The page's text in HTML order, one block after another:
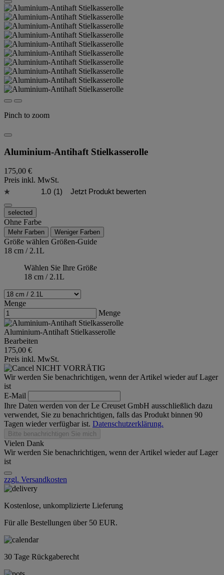
Pinch to zoom
Aluminium-Antihaft Stielkasserolle
175,00 €
Preis inkl. MwSt.
1.0 (1) Jetzt Produkt bewerten
selected
Ohne Farbe
Mehr Farben Weniger Farben
Größe wählen Größen-Guide
18 cm / 2.1L
Wählen Sie Ihre Größe
18 cm / 2.1L
Menge
Menge
Aluminium-Antihaft Stielkasserolle
Bearbeiten
175,00 €
Preis inkl. MwSt.
NICHT VORRÄTIG
Wir werden Sie benachrichtigen, wenn der Artikel wieder auf Lager
ist
E-Mail
Ihre Daten werden von der Le Creuset GmbH ausschließlich dazu
verwendet, Sie zu benachrichtigen, falls das Produkt binnen 90
Tagen wieder verfügbar ist. Datenschutzerklärung.
Bitte benachrichtigen Sie mich
Vielen Dank
Wir werden Sie benachrichtigen, wenn der Artikel wieder auf Lager
ist
zzgl. Versandkosten
Kostenlose, unkomplizierte Lieferung
Für alle Bestellungen über 50 EUR.
30 Tage Rückgaberecht